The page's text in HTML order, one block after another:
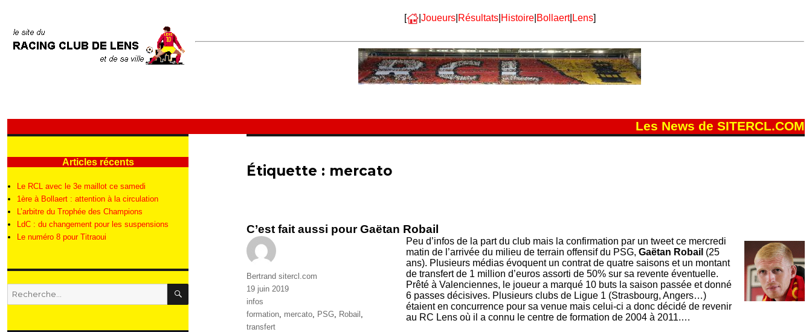
[ | Joueurs| Résultats| Histoire| Bollaert| Lens]
Les News de SITERCL.COM
Étiquette : mercato
C’est fait aussi pour Gaëtan Robail
Peu d’infos de la part du club mais la confirmation par un tweet ce mercredi
matin de l’arrivée du milieu de terrain offensif du PSG, Gaëtan Robail (25
ans). Plusieurs médias évoquent un contrat de quatre saisons et un montant
de transfert de 1 million d’euros assorti de 50% sur sa revente éventuelle.
Prêté à Valenciennes, le joueur a marqué 10 buts la saison passée et donné
6 passes décisives. Plusieurs clubs de Ligue 1 (Strasbourg, Angers…)
étaient en concurrence pour sa venue mais celui-ci a donc décidé de revenir
au RC Lens où il a connu le centre de formation de 2004 à 2011.…
Auteur
Bertrand sitercl.com
Publié
le
19 juin 2019
Catégories
infos
Étiquettes
formation mercato PSG Robail
transfert
Articles récents
Le RCL avec le 3e maillot ce samedi
1ère à Bollaert : attention à la circulation
L’arbitre du Trophée des Champions
LdC : du changement pour les suspensions
Le numéro 8 pour Titraoui
Recherche
pour
RECHERCHE